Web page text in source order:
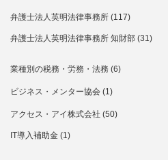
弁護士法人英明法律事務所 (117)
弁護士法人英明法律事務所 知財部 (31)
業種別の税務・労務・法務 (6)
ビジネス・メンター協会 (1)
アクセス・アイ株式会社 (50)
IT導入補助金 (1)